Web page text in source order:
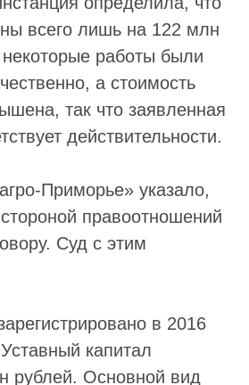
всего лишь на 122 млн
работы были
а стоимость
так что заявленная
действительности.
Приморье» указало,
правоотношений
Суд с этим
в 2016
капитал
рублей. Основной вид